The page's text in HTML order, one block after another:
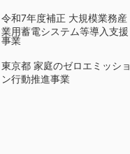
令和7年度補正 大規模業務産
業用蓄電システム等導入支援
事業
東京都 家庭のゼロエミッショ
ン行動推進事業